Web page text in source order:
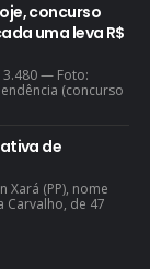
concurso
uma leva R$
3.480 — Foto:
(concurso
de
Xará (PP), nome
Carvalho, de 47